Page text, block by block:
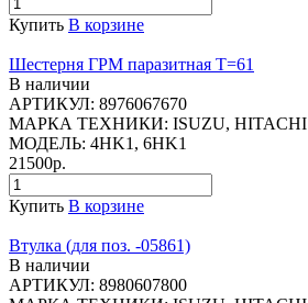
Купить В корзине
Шестерня ГРМ паразитная Т=61
В наличии
АРТИКУЛ: 8976067670
МАРКА ТЕХНИКИ: ISUZU, HITACHI
МОДЕЛЬ: 4HK1, 6HK1
21500р.
Купить В корзине
Втулка (для поз. -05861)
В наличии
АРТИКУЛ: 8980607800